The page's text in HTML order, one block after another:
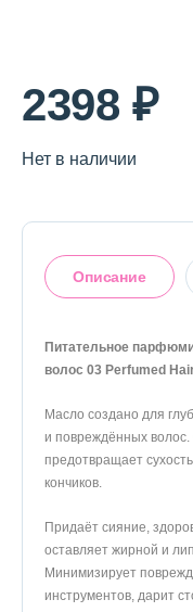
Политика
Контактная информация
+7 (996) 962 69
Телефон Whats’APP
2398 ₽
Нет в наличии
Описание
Питательное
волос 03 Perfumed
Масло создано для
и повреждённых волос.
предотвращает
кончиков.
Придаёт сияние,
оставляет жирной и
Минимизирует
инструментов, дарит